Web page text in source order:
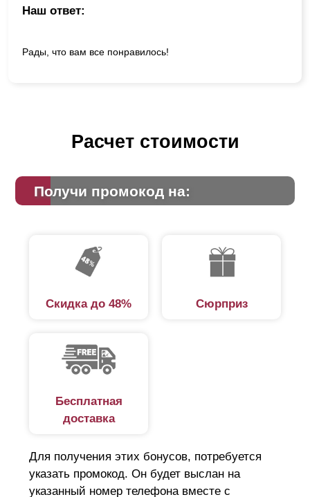
Наш ответ:
Рады, что вам все понравилось!
Расчет стоимости
Получи промокод на:
Скидка до 48% Сюрприз
Бесплатная
доставка
Для получения этих бонусов, потребуется
указать промокод. Он будет выслан на
указанный номер телефона вместе с